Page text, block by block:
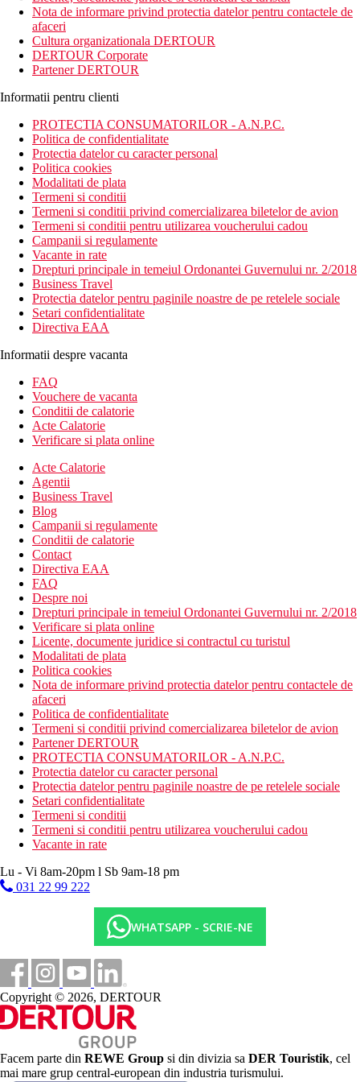
localizat la 21 km distanta de Aeroportul Malaga. Acesta ofera
oaspetilor 177 de camere moderne, receptie, restaurante,
cafenea, gradina, room service.
Distanta
50 m distanta de Restaurantul Sollo
Descrierea camerei
Camerele dispun de:
aer conditionat controlat central
Wifi
telefon
uscator de par
dus sau cada
balcon / terasa
TV prin satelit
seif
toaleta
Descrierea hotelului
sala de fitness
spa & centru de wellness (contra cost)
room service
transfer de la si/sau la aeroport (contra cost)
parcare
receptie deschisa non stop
camera de bagaje
birou de turism
lift
spalatorie (contra cost)
menaj zilnic
sali de conferinte si petreceri (contra cost)
birou de turism
restaurant
bar langa piscina
Descrierea plajei
plaja cu nisip
sezlonguri si umbrele de soare (contra cost)
Activitati sportive gratuite
plaja
evenimente sportive live (transmisiuni)
fitness
Activitati sportive contra cost
aerobic
teren de tenis
teren de golf (la maxim 3 km)
solar
masaj
sauna
Masa
sau international
bar langa piscina
lobby bar
Categoria oficiala
5 stele
Site web
https://www.hilton.com/en/hotels/agprhqq-higueron-hotel-
Nota de informare privind protectia datelor pentru contactele de
afaceri
Cultura organizationala DERTOUR
DERTOUR Corporate
Partener DERTOUR
Informatii pentru clienti
PROTECTIA CONSUMATORILOR - A.N.P.C.
Politica de confidentialitate
Protectia datelor cu caracter personal
Politica cookies
Modalitati de plata
Termeni si conditii
Termeni si conditii privind comercializarea biletelor de avion
Termeni si conditii pentru utilizarea voucherului cadou
Campanii si regulamente
Vacante in rate
Drepturi principale in temeiul Ordonantei Guvernului nr. 2/2018
Business Travel
Protectia datelor pentru paginile noastre de pe retelele sociale
Setari confidentialitate
Directiva EAA
Informatii despre vacanta
FAQ
Vouchere de vacanta
Conditii de calatorie
Acte Calatorie
Verificare si plata online
Acte Calatorie
Agentii
Business Travel
Blog
Campanii si regulamente
Conditii de calatorie
Contact
Directiva EAA
FAQ
Despre noi
Drepturi principale in temeiul Ordonantei Guvernului nr. 2/2018
Verificare si plata online
Licente, documente juridice si contractul cu turistul
Modalitati de plata
Politica cookies
Nota de informare privind protectia datelor pentru contactele de
afaceri
Politica de confidentialitate
Termeni si conditii privind comercializarea biletelor de avion
Partener DERTOUR
PROTECTIA CONSUMATORILOR - A.N.P.C.
Protectia datelor cu caracter personal
Protectia datelor pentru paginile noastre de pe retelele sociale
Setari confidentialitate
Termeni si conditii
Termeni si conditii pentru utilizarea voucherului cadou
Vacante in rate
Lu - Vi 8am-20pm l Sb 9am-18 pm
031 22 99 222
WHATSAPP - SCRIE-NE
Copyright © 2026, DERTOUR
Facem parte din REWE Group si din divizia sa DER Touristik, cel
mai mare grup central-european din industria turismului.